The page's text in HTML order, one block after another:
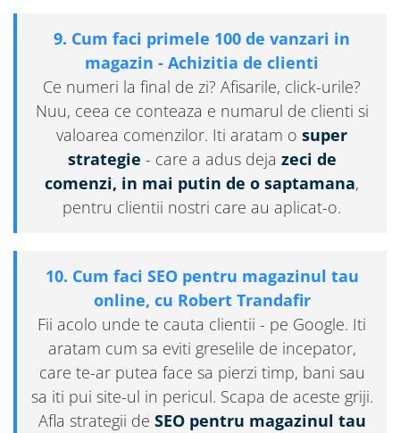
9. Cum faci primele 100 de vanzari in
magazin - Achizitia de clienti
Ce numeri la final de zi? Afisarile, click-urile?
Nuu, ceea ce conteaza e numarul de clienti si
valoarea comenzilor. Iti aratam o super
strategie - care a adus deja zeci de
comenzi, in mai putin de o saptamana,
pentru clientii nostri care au aplicat-o.
10. Cum faci SEO pentru magazinul tau
online, cu Robert Trandafir
Fii acolo unde te cauta clientii - pe Google. Iti
aratam cum sa eviti greselile de incepator,
care te-ar putea face sa pierzi timp, bani sau
sa iti pui site-ul in pericul. Scapa de aceste griji.
Afla strategii de SEO pentru magazinul tau